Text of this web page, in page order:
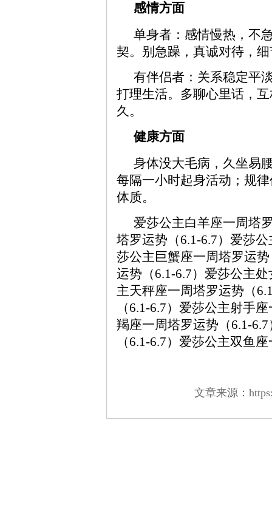
感情方面
单身者：感情慢热，不
契。别急躁，真诚对待，
有伴侣者：关系稳定平
打理生活。多聊心里话，
久。
健康方面
身体没大毛病，久坐易
每隔一小时起身活动；规
体质。
爱莎公主白羊座一周塔
塔罗运势（6.1-6.7）爱莎
莎公主巨蟹座一周塔罗运
运势（6.1-6.7）爱莎公主
主天秤座一周塔罗运势（
（6.1-6.7）爱莎公主射手
羯座一周塔罗运势（6.1-
（6.1-6.7）爱莎公主双鱼
文章来源：